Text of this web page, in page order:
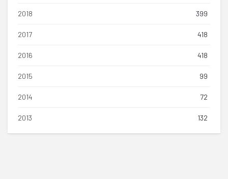
2018 399
2017 418
2016 418
2015 99
2014 72
2013 132